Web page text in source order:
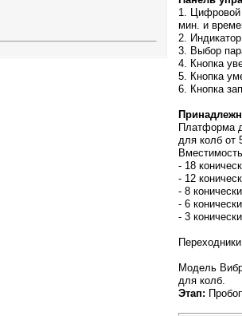
1. Цифровой
мин. и
2.
3. Выбор
4. Кнопка
5. Кнопка
6. Кнопка
Платформа
для колб от
- 18
- 12
- 8
- 6
- 3
Модель
для колб.
Этап: